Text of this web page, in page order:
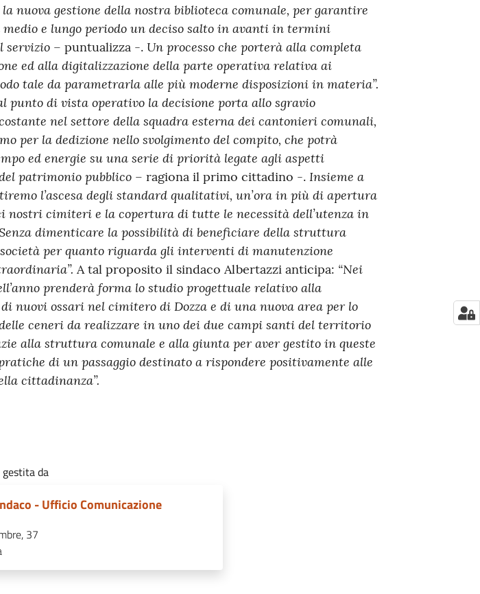
nuova gestione della nostra biblioteca comunale, per garantire
medio e lungo periodo un deciso salto in avanti in termini
servizio– puntualizza -. Un processo che porterà alla completa
ed alla digitalizzazione della parte operativa relativa ai
tale da parametrarla alle più moderne disposizioni in materia”.
punto di vista operativo la decisione porta allo sgravio
nel settore della squadra esterna dei cantonieri comunali,
per la dedizione nello svolgimento del compito, che potrà
ed energie su una serie di priorità legate agli aspetti
patrimonio pubblico– ragiona il primo cittadino -. Insieme a
l’ascesa degli standard qualitativi, un’ora in più di apertura
nostri cimiteri e la copertura di tutte le necessità dell’utenza in
dimenticare la possibilità di beneficiare della struttura
per quanto riguarda gli interventi di manutenzione
A tal proposito il sindaco Albertazzi anticipa: “Nei
prenderà forma lo studio progettuale relativo alla
nuovi ossari nel cimitero di Dozza e di una nuova area per lo
ceneri da realizzare in uno dei due campi santi del territorio
alla struttura comunale e alla giunta per aver gestito in queste
di un passaggio destinato a rispondere positivamente alle
cittadinanza”.
gestita da
- Ufficio Comunicazione
37